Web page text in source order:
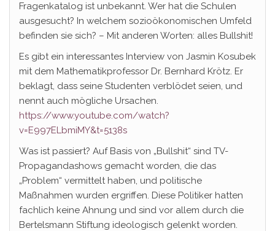
Fragenkatalog ist unbekannt. Wer hat die Schulen
ausgesucht? In welchem sozioökonomischen Umfeld
befinden sie sich? – Mit anderen Worten: alles Bullshit!
Es gibt ein interessantes Interview von Jasmin Kosubek
mit dem Mathematikprofessor Dr. Bernhard Krötz. Er
beklagt, dass seine Studenten verblödet seien, und
nennt auch mögliche Ursachen.
https://www.youtube.com/watch?
v=E997ELbmiMY&t=5138s
Was ist passiert? Auf Basis von „Bullshit“ sind TV-
Propagandashows gemacht worden, die das
„Problem“ vermittelt haben, und politische
Maßnahmen wurden ergriffen. Diese Politiker hatten
fachlich keine Ahnung und sind vor allem durch die
Bertelsmann Stiftung ideologisch gelenkt worden.